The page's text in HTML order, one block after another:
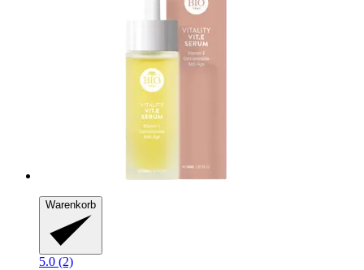
Warenkorb
5.0 (2)